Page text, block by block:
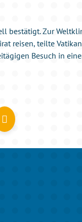
bestätigt. Zur
reisen, teilte
Besuch in